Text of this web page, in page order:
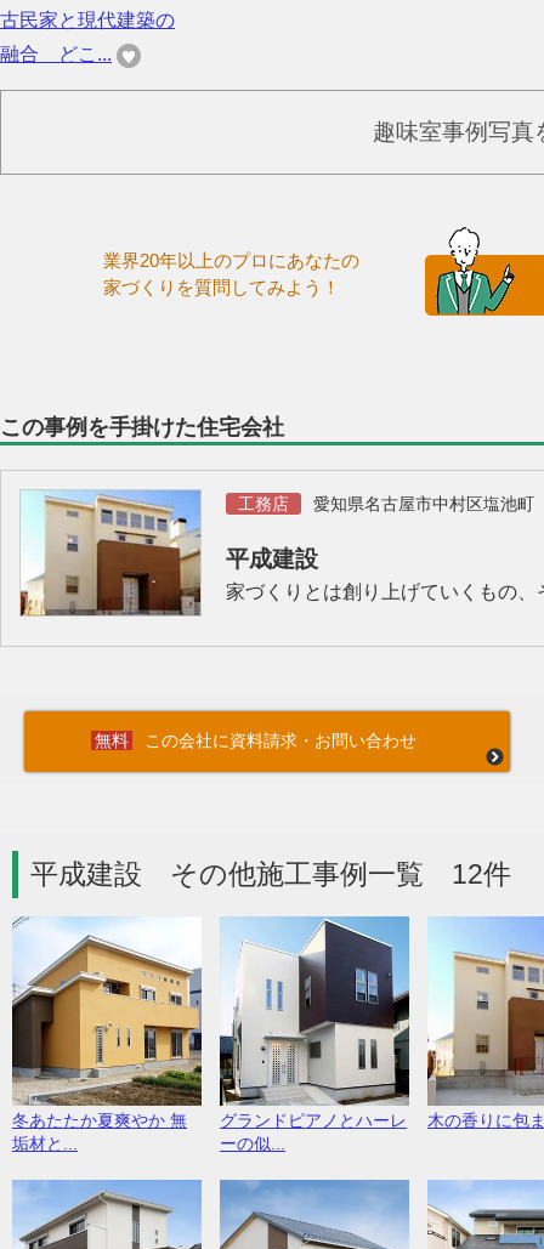
古民家と現代建築の
融合 どこ...
趣味室事例写真
業界20年以上のプロにあなたの
家づくりを質問してみよう！
この事例を手掛けた住宅会社
工務店 愛知県名古屋市中村区塩池町
平成建設
家づくりとは創り上げていくもの
この会社に資料請求・お問い合わせ
平成建設 その他施工事例一覧 12件
冬あたたか夏爽やか 無
垢材と...
グランドピアノとハーレ
ーの似...
木の香りに包